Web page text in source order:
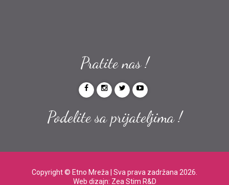
Pratite nas !
Podelite sa prijateljima !
Copyright © Etno Mreža | Sva prava zadržana 2026.
Web dizajn: Zea Stim R&D